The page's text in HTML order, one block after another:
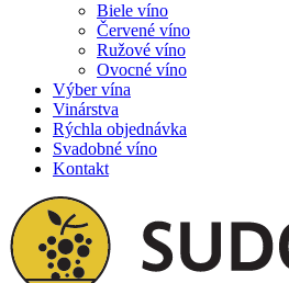
Biele víno
Červené víno
Ružové víno
Ovocné víno
Výber vína
Vinárstva
Rýchla objednávka
Svadobné víno
Kontakt